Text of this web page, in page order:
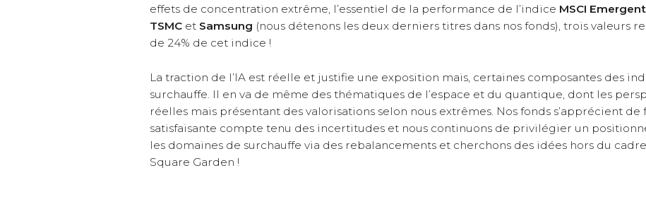
effets de concentration extrême, l’essentiel de la performance de l’indice MSCI
TSMC et Samsung (nous détenons les deux derniers titres dans nos fonds), trois valeurs
de 24% de cet indice !
La traction de l’IA est réelle et justifie une exposition mais, certaines composantes des
surchauffe. Il en va de même des thématiques de l’espace et du quantique, dont les
réelles mais présentant des valorisations selon nous extrêmes. Nos fonds s’apprécient de
satisfaisante compte tenu des incertitudes et nous continuons de privilégier un
les domaines de surchauffe via des rebalancements et cherchons des idées hors du
Square Garden !